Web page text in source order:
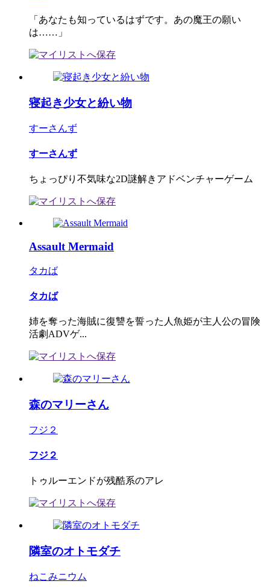
「あなたも知っているはずです。あの魔王の願い
は……」
寝起き少女と紛い物
すーさんず
すーさんず
ちょっぴり不気味な2D謎解きアドベンチャーゲーム
Assault Mermaid
タカば
タカば
姉を奪った海賊に復讐を誓った人魚姫が主人公の冒険
活劇ADVゲ...
森のマリーさん
フジ２
フジ２
トゥルーエンドが残酷系のアレ
隣室のオトモダチ
ねこみニウム